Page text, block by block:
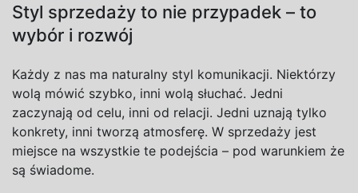
Styl sprzedaży to nie przypadek – to
wybór i rozwój
Każdy z nas ma naturalny styl komunikacji. Niektórzy
wolą mówić szybko, inni wolą słuchać. Jedni
zaczynają od celu, inni od relacji. Jedni uznają tylko
konkrety, inni tworzą atmosferę. W sprzedaży jest
miejsce na wszystkie te podejścia – pod warunkiem że
są świadome.